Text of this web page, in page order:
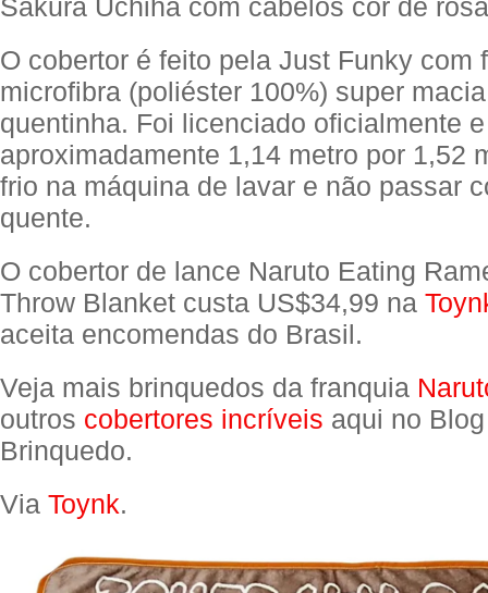
Sakura Uchiha com cabelos cor de
O cobertor é feito pela Just Funky com
microfibra (poliéster 100%) super
quentinha. Foi licenciado oficialmente
aproximadamente 1,14 metro por 1,52
frio na máquina de lavar e não passar
quente.
O cobertor de lance Naruto Eating
Throw Blanket custa US$34,99 na
aceita encomendas do Brasil.
Veja mais brinquedos da franquia
outros cobertores incríveis aqui no
Brinquedo.
Via Toynk.